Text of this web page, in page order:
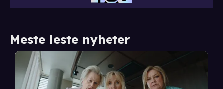
Meste leste nyheter